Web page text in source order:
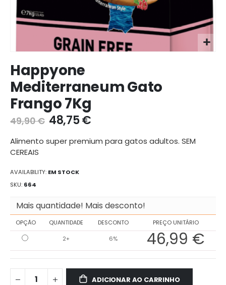
para
o
início
da
galeria
de
Happyone
Mediterraneum Gato
Frango 7Kg
49,90 € 48,75 €
Alimento super premium para gatos adultos. SEM
CEREAIS
AVAILABILITY: EM STOCK
SKU 664
Mais quantidade! Mais desconto!
OPÇÃO QUANTIDADE DESCONTO
PREÇO UNITÁRIO
2+
6% 46,99 €
ADICIONAR AO CARRINHO